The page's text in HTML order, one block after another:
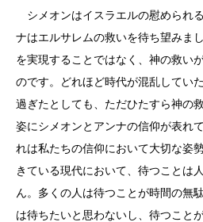
シメオンはイスラエルの慰められ
ナはエルサレムの救いを待ち望みま
を実現することではなく、神の救い
のです。どれほど時代が混乱してい
過ぎたとしても、ただひたすら神の
姿にシメオンとアンナの信仰が表れ
れは私たちの信仰において大切な姿
きている現代において、待つことは
ん。多くの人は待つことが時間の無
は待ちたいと思わないし、待つこと